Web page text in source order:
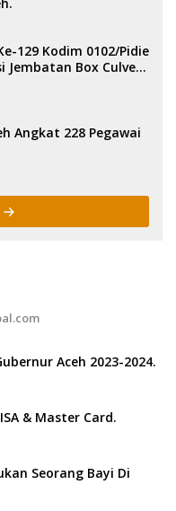
129 Kodim 0102/Pidie
Jembatan Box Culvert
Angkat 228 Pegawai
Aceh 2023-2024.
& Master Card.
Seorang Bayi Di